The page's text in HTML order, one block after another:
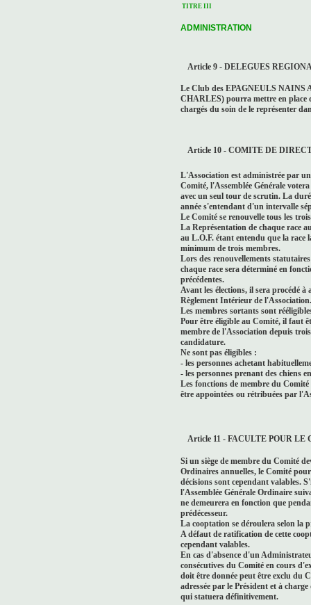
TITRE III
ADMINISTRATION
Article 9 - DELEGUES
Le Club des EPAGNEULS
CHARLES) pourra mettre en place
chargés du soin de le représenter
Article 10 - COMITE DE
L'Association est administrée par
Comité, l'Assemblée Générale
avec un seul tour de scrutin. La
année s'entendant d'un intervalle
Le Comité se renouvelle tous les
La Représentation de chaque race
au L.O.F. étant entendu que la
minimum de trois membres.
Lors des renouvellements
chaque race sera déterminé en
précédentes.
Avant les élections, il sera procédé
Règlement Intérieur de l'Association.
Les membres sortants sont
Pour être éligible au Comité, il faut
membre de l'Association depuis
candidature.
Ne sont pas éligibles :
- les personnes achetant
- les personnes prenant des chiens
Les fonctions de membre du
être appointées ou rétribuées par
Article 11 - FACULTE POUR
Si un siège de membre du Comité
Ordinaires annuelles, le Comité
décisions sont cependant valables.
l'Assemblée Générale Ordinaire
ne demeurera en fonction que
prédécesseur.
La cooptation se déroulera selon la
A défaut de ratification de cette
cependant valables.
En cas d'absence d'un
consécutives du Comité en cours
doit être donnée peut être exclu du
adressée par le Président et à
qui statuera définitivement.